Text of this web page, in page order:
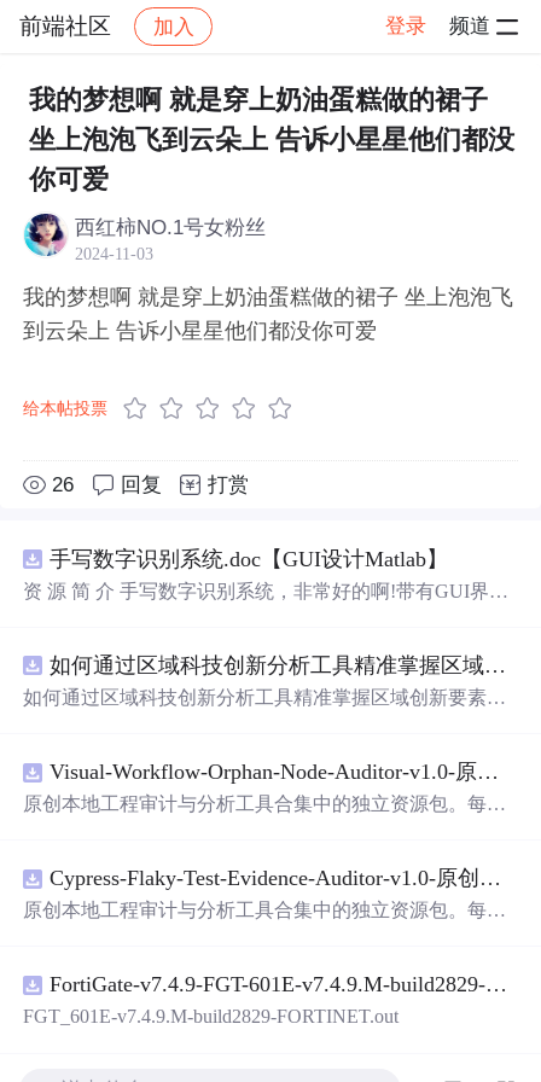
前端社区 加入 登录 频道
社区 前端社区 感慨 帖子详情
我的梦想啊 就是穿上奶油蛋糕做的裙子
坐上泡泡飞到云朵上 告诉小星星他们都没
你可爱
西红柿NO.1号女粉丝
2024-11-03
我的梦想啊 就是穿上奶油蛋糕做的裙子 坐上泡泡飞
到云朵上 告诉小星星他们都没你可爱
给本帖投票
26 回复 打赏
手写数字识别系统.doc【GUI设计Matlab】
资 源 简 介 手写数字识别系统，非常好的啊!带有GUI界
带有直观的图形用户界面（GUI），非常容易使用。你只
需要将手写数字输入系统，它将立即给出准确的识别结
是一个非常方便和实用的工具，你一定会喜欢它的！
如何通过区域科技创新分析工具精准掌握区域创新要素分布与产业链融合现状？.docx
如何通过区域科技创新分析工具精准掌握区域创新要素分
Visual-Workflow-Orphan-Node-Auditor-v1.0-原创源码与文档.zip
原创本地工程审计与分析工具合集中的独立资源包。每个
README、运行说明、功能清单、MIT License及原创与授
权声明。解压后进入project目录，执行npm test验证算法，
目源码、Logo、官方截图、论文、生产日志或其他受限素
材。适合前端开发、AI应用工程、测试审计和课程实践。
Cypress-Flaky-Test-Evidence-Auditor-v1.0-原创源码与文档.zip
原创本地工程审计与分析工具合集中的独立资源包。每个
README、运行说明、功能清单、MIT License及原创与授
权声明。解压后进入project目录，执行npm test验证算法，
FortiGate-v7.4.9-FGT-601E-v7.4.9.M-build2829-FORTINET.out
FGT_601E-v7.4.9.M-build2829-FORTINET.out